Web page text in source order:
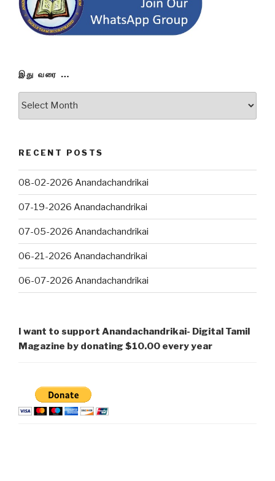
இது வரை …
RECENT POSTS
08-02-2026 Anandachandrikai
07-19-2026 Anandachandrikai
07-05-2026 Anandachandrikai
06-21-2026 Anandachandrikai
06-07-2026 Anandachandrikai
I want to support Anandachandrikai- Digital Tamil
Magazine by donating $10.00 every year